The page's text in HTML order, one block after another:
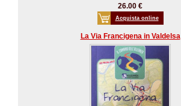
26.00 €
Acquista online
La Via Francigena in Valdelsa